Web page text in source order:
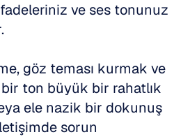
ve ses tonunuz
göz teması kurmak ve
ton büyük bir rahatlık
ele nazik bir dokunuş
sorun